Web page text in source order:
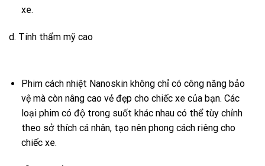
xe.
d. Tính thẩm mỹ cao
Phim cách nhiệt Nanoskin không chỉ có công năng bảo
vệ mà còn nâng cao vẻ đẹp cho chiếc xe của bạn. Các
loại phim có độ trong suốt khác nhau có thể tùy chỉnh
theo sở thích cá nhân, tạo nên phong cách riêng cho
chiếc xe.